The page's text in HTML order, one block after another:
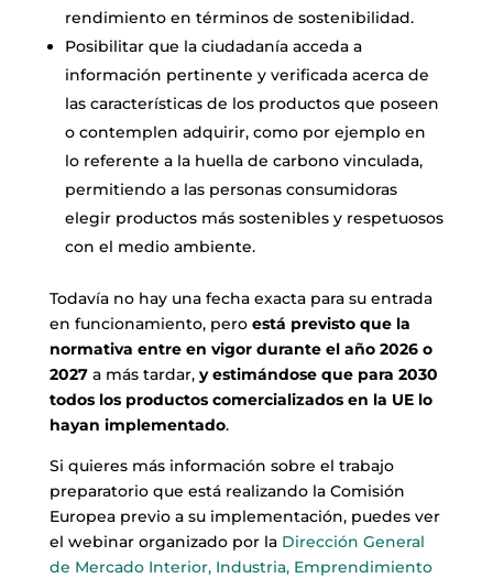
rendimiento en términos de sostenibilidad.
Posibilitar que la ciudadanía acceda a
información pertinente y verificada acerca de
las características de los productos que poseen
o contemplen adquirir, como por ejemplo en
lo referente a la huella de carbono vinculada,
permitiendo a las personas consumidoras
elegir productos más sostenibles y respetuosos
con el medio ambiente.
Todavía no hay una fecha exacta para su entrada
en funcionamiento, pero está previsto que la
normativa entre en vigor durante el año 2026 o
2027a más tardar, y estimándose que para 2030
todos los productos comercializados en la UE lo
hayan implementado.
Si quieres más información sobre el trabajo
preparatorio que está realizando la Comisión
Europea previo a su implementación, puedes ver
el webinar organizado por la Dirección General
de Mercado Interior, Industria, Emprendimiento